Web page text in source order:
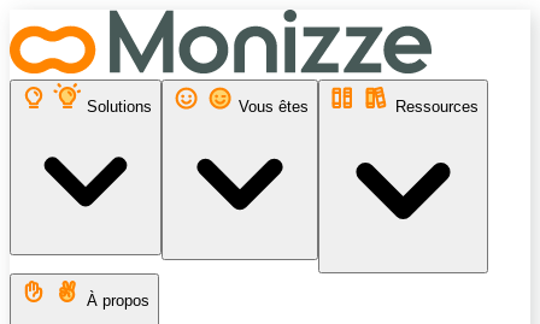
Solutions Vous êtes Ressources
À propos